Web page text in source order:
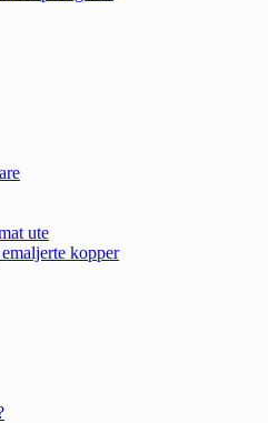
ute
kopper